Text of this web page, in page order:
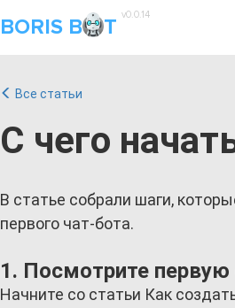
BORIS B T v0.0.14
Все статьи
С чего
В статье собрали шаги,
первого чат-бота.
1. Посмотрите
Начните со статьи Как